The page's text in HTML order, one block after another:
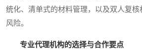
统化、清单式的材料管理，以及双人复
风险。
专业代理机构的选择与合作要点